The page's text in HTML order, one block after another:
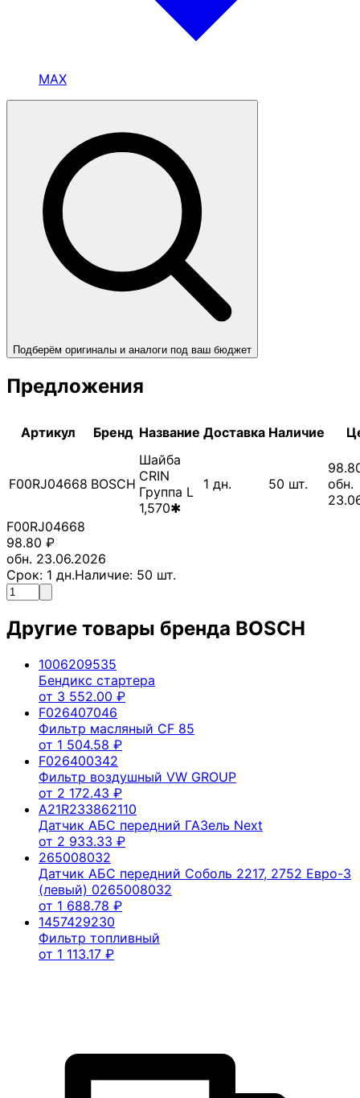
MAX
Подберём оригиналы и аналоги под ваш бюджет
Предложения
Артикул Бренд Название Доставка Наличие
F00RJ04668 BOSCH
Шайба
CRIN
Группа L
1,570✱
1 дн. 50 шт.
обн.
F00RJ04668
98.80 ₽
обн. 23.06.2026
Срок: 1 дн.Наличие: 50 шт.
Другие товары бренда BOSCH
1006209535
Бендикс стартера
от 3 552.00 ₽
F026407046
Фильтр масляный CF 85
от 1 504.58 ₽
F026400342
Фильтр воздушный VW GROUP
от 2 172.43 ₽
A21R233862110
Датчик АБС передний ГАЗель Next
от 2 933.33 ₽
265008032
Датчик АБС передний Соболь 2217, 2752 Евро-3
(левый) 0265008032
от 1 688.78 ₽
1457429230
Фильтр топливный
от 1 113.17 ₽